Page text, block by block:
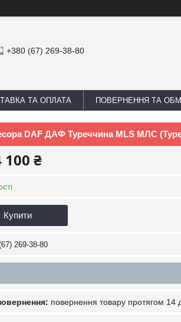
+380 (67) 269-38-80
ТА ОПЛАТА ПОВЕРНЕННЯ ТА
DAF ДАФ Туреччина MLS МЛС
100 ₴
Купити
269-38-80
повернення товару протягом 14